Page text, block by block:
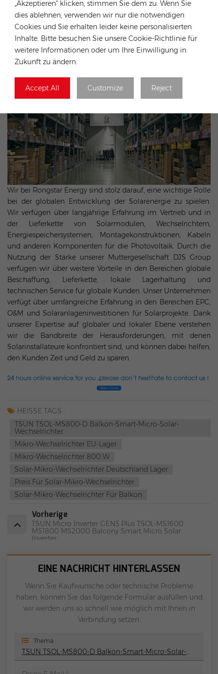
„Akzeptieren“ klicken, stimmen Sie dem zu. Wenn Sie
dies ablehnen, verwenden wir nur die notwendigen
Cookies und Sie erhalten leider keine personalisierten
Inhalte. Bitte besuchen Sie unsere Cookie-Richtlinie für
weitere Informationen oder um Ihre Einwilligung in
Zukunft zu ändern.
Accept All Customize Reject
Produktname Solar-Mikro-
Anwendung
Wir bei Rongstar Energy sind stolz darauf, eine wichtige Rolle
bei der globalen Entwicklung der Solarenergie zu spielen.
Wir verfügen über langjährige Erfahrung im Vertrieb und in
der Lieferkette von Solarmodulen, Wechselrichtern,
Energiespeichersystemen, Montagekonstruktionen, Kabeln
und anderen Komponenten für die Photovoltaik. Durch die
Nutzung der Stärke unserer Muttergesellschaft DJS Group
verfügen wir über weitere Vorteile in den Bereichen globale
Beschaffung, Lieferkette, lokale Lagerhaltung und
technischen Service für globale Kunden. Unser Unternehmen
verfügt über umfangreiche Erfahrung in den Bereichen EPC,
O&M und Solaranlageninvestitionen für Solarprojekte. Dank
unserer Expertise auf globaler und lokaler Ebene verstehen
wir die Bandbreite der Herausforderungen, mit denen
Solarinstallateure konfrontiert sind, und können dabei helfen,
den Kunden Zeit und Geld zu sparen.
HEISSE TAGS :
TSUN TSOL-MS800-D Balkon-Smart-Micro-Solar-
Wechselrichter
Mikro-Wechselrichter EU-Lager
Mikro-Wechselrichter 800 W
Solar-Mikro-Wechselrichter Deutschland Lager
Preis Für Solar-Mikro-Wechselrichter
Solar-Mikro-Wechselrichter Für Balkon
Vorherige
TSUN Micro Inverter GEN3 Plus TSOL-MS1600
MS1800 MS2000 Balcony Smart Micro Solar
Inverter
EINE NACHRICHT HINTERLASSEN
Wenn Sie Kaufwünsche oder technische Probleme
haben, können Sie das folgende Formular ausfüllen und
wir werden uns so schnell wie möglich mit Ihnen in
Verbindung setzen.
Thema :